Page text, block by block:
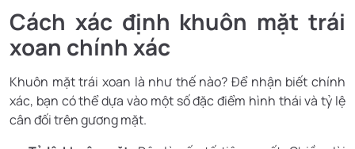
Cách xác định khuôn mặt trái
xoan chính xác
Khuôn mặt trái xoan là như thế nào? Để nhận biết chính
xác, bạn có thể dựa vào một số đặc điểm hình thái và tỷ lệ
cân đối trên gương mặt.